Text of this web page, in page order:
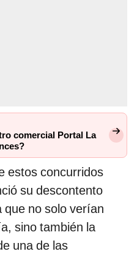
comercial Portal La
estos concurridos
su descontento
que no solo verían
sino también la
una de las